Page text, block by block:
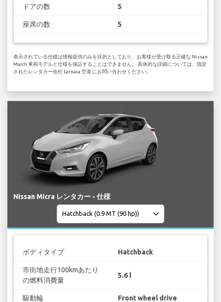
ドアの数 5
座席の数 5
表示されている仕様は情報提供のみを目的としており、お客様が受け取る正確な Nissan
March 車両モデルと仕様を保証することはできません。 具体的な詳細については、指定
されたレンタカー会社 Larnaca 空港 にお問い合わせください。
Nissan Micra レンタカー - 仕様
ボディタイプ Hatchback
市街地走行100kmあたり
の燃料消費量
5.6 l
駆動輪 Front wheel drive